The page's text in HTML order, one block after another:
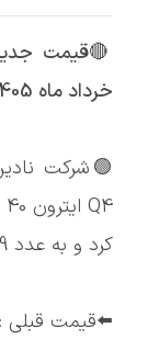
🔴
خرداد ماه 1405 اعلام شد
🟢شرکت
کرد و به عدد 9 میلیارد و 550 میلیون تومان رساند.
⬅️قیمت قبلی : 9,500,000,000